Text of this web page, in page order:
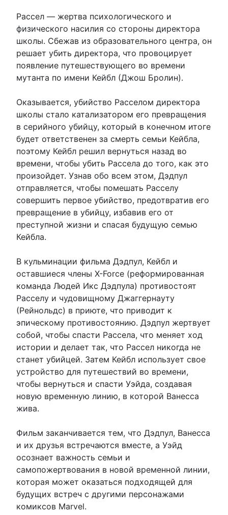
Рассел — жертва психологического и
физического насилия со стороны директора
школы. Сбежав из образовательного центра, он
решает убить директора, что провоцирует
появление путешествующего во времени
мутанта по имени Кейбл (Джош Бролин).
Оказывается, убийство Расселом директора
школы стало катализатором его превращения
в серийного убийцу, который в конечном итоге
будет ответственен за смерть семьи Кейбла,
поэтому Кейбл решил вернуться назад во
времени, чтобы убить Рассела до того, как это
произойдет. Узнав обо всем этом, Дэдпул
отправляется, чтобы помешать Расселу
совершить первое убийство, предотвратив его
превращение в убийцу, избавив его от
преступной жизни и спасая будущую семью
Кейбла.
В кульминации фильма Дэдпул, Кейбл и
оставшиеся члены X-Force (реформированная
команда Людей Икс Дэдпула) противостоят
Расселу и чудовищному Джаггернауту
(Рейнольдс) в приюте, что приводит к
эпическому противостоянию. Дэдпул жертвует
собой, чтобы спасти Рассела, что меняет ход
истории и делает так, что Рассел никогда не
станет убийцей. Затем Кейбл использует свое
устройство для путешествий во времени,
чтобы вернуться и спасти Уэйда, создавая
новую временную линию, в которой Ванесса
жива.
Фильм заканчивается тем, что Дэдпул, Ванесса
и их друзья встречаются вместе, а Уэйд
осознает важность семьи и
самопожертвования в новой временной линии,
которая может оказаться подходящей для
будущих встреч с другими персонажами
комиксов Marvel.